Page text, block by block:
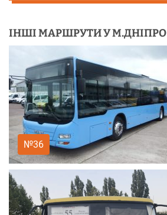
ІНШІ МАРШРУТИ У М.ДНІПРО
№36